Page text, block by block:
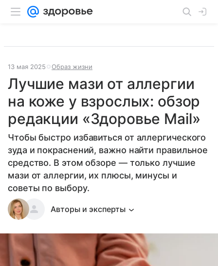
13 мая 2025 Образ жизни
Лучшие мази от аллергии
на коже у взрослых: обзор
редакции «Здоровье Mail»
Чтобы быстро избавиться от аллергического
зуда и покраснений, важно найти правильное
средство. В этом обзоре — только лучшие
мази от аллергии, их плюсы, минусы и
советы по выбору.
Авторы и эксперты